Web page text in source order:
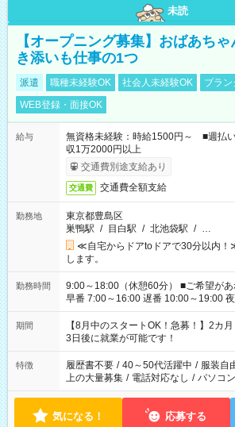
未読
【オープニング募集】おばあち
き添いも仕事の1つ
派遣 職種未経験OK 社会人未経験OK
ブラン
WEB登録・面接OK
給与
無資格未経験：時給1500円～ ■週
収1万2000円以上
交通費別途支給あり
交通費 交通費全額支給
勤務地
東京都豊島区
巣鴨駅 / 目白駅 / 北池袋駅 / …
≪自宅からドアtoドアで30分以内
します。
勤務時間
9:00～18:00（休憩60分） ■ご希望があれば下記シフトもOK！
早番 7:00～16:00 遅番 10:00～19:00 夜勤
と休みを合わせたい」 「余裕を持って
「できれば残業はしたくない」 など
ね。 ※Wワーク希望の方へ 今ご覧のお仕事で希望する勤務時間
と、もう1つのお仕事の勤務時間。 合
合は応募できません。
期間
【8月中のスタートOK！急募！】2カ
3日後に就業が可能です！
特徴 履歴書不要 / 40～50代活躍中 / 服装自
上の大量募集 / 電話対応なし / パソコ
気になる！ 応募する